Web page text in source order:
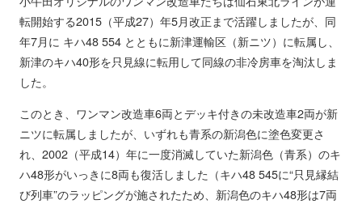
転開始する2015（平成27）年5月改正まで活躍しましたが、同
年7月に キハ48 554 とともに新津運輸区（新ニツ）に転属し、
新津のキハ40形を只見線に転用して同線の非冷房車を淘汰しま
した。
このとき、ワンマン改造車6両とデッキ付きの未改造車2両が新
ニツに転属しましたが、いずれも青系の新潟色に塗色変更さ
れ、2002（平成14）年に一度消滅していた新潟色（青系）のキ
ハ48形がいっきに8両も復活しました（キハ48 545に“只見縁結
び列車”のラッピングが施されたため、新潟色のキハ48形は7両